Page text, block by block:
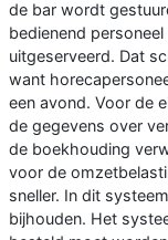
de bar wordt
bedienend
uitgeserveerd. Dat
want
een avond. Voor de
de gegevens over
de boekhouding
voor de
sneller. In dit
bijhouden. Het